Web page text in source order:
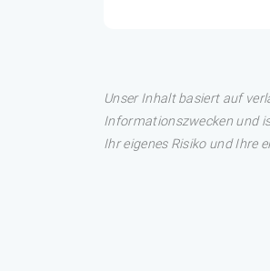
Unser Inhalt basiert auf
Informationszwecken und
Ihr eigenes Risiko und Ihre